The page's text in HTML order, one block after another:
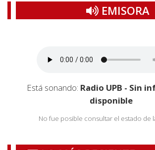
EMISORA
Está sonando: Radio UPB - Sin
disponible
No fue posible consultar el estado de